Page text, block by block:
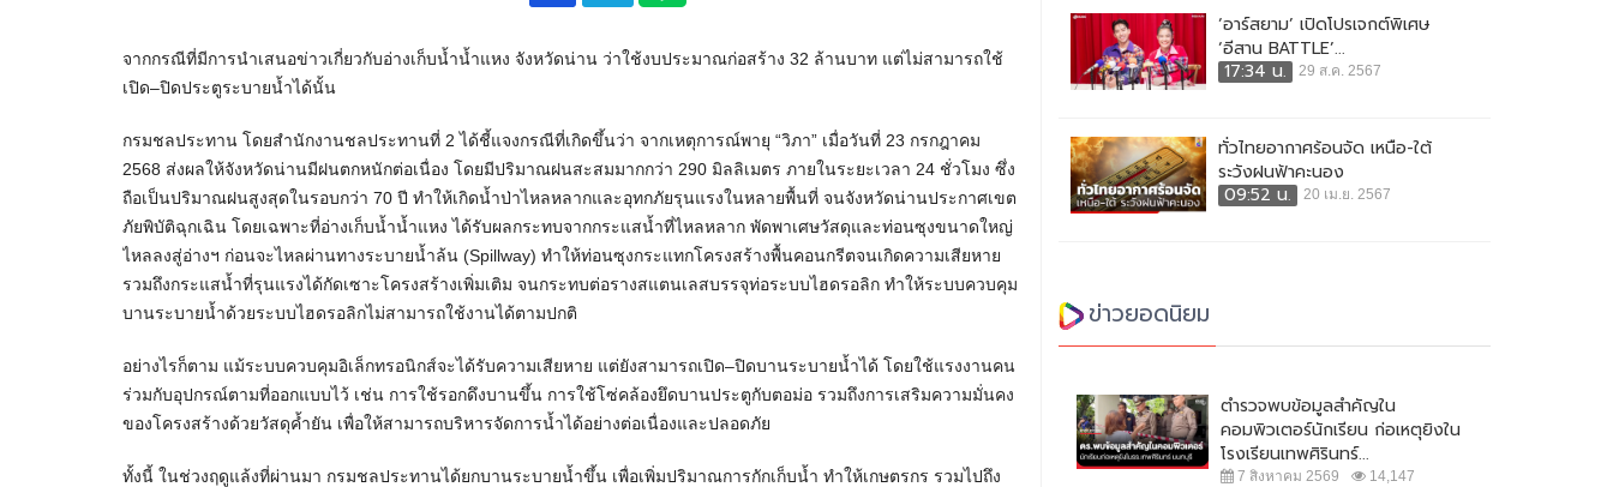
จากกรณีที่มีการนำเสนอข่าวเกี่ยวกับอ่างเก็บน้ำน้ำแหง จังหวัดน่าน ว่าใช้งบประมาณก่อสร้าง 32 ล้านบาท แต่ไม่สามารถใช้
เปิด–ปิดประตูระบายน้ำได้นั้น
กรมชลประทาน โดยสำนักงานชลประทานที่ 2 ได้ชี้แจงกรณีที่เกิดขึ้นว่า จากเหตุการณ์พายุ “วิภา” เมื่อวันที่ 23 กรกฎาคม
2568 ส่งผลให้จังหวัดน่านมีฝนตกหนักต่อเนื่อง โดยมีปริมาณฝนสะสมมากกว่า 290 มิลลิเมตร ภายในระยะเวลา 24 ชั่วโมง ซึ่ง
ถือเป็นปริมาณฝนสูงสุดในรอบกว่า 70 ปี ทำให้เกิดน้ำป่าไหลหลากและอุทกภัยรุนแรงในหลายพื้นที่ จนจังหวัดน่านประกาศเขต
ภัยพิบัติฉุกเฉิน โดยเฉพาะที่อ่างเก็บน้ำน้ำแหง ได้รับผลกระทบจากกระแสน้ำที่ไหลหลาก พัดพาเศษวัสดุและท่อนซุงขนาดใหญ่
ไหลลงสู่อ่างฯ ก่อนจะไหลผ่านทางระบายน้ำล้น (Spillway) ทำให้ท่อนซุงกระแทกโครงสร้างพื้นคอนกรีตจนเกิดความเสียหาย
รวมถึงกระแสน้ำที่รุนแรงได้กัดเซาะโครงสร้างเพิ่มเติม จนกระทบต่อรางสแตนเลสบรรจุท่อระบบไฮดรอลิก ทำให้ระบบควบคุม
บานระบายน้ำด้วยระบบไฮดรอลิกไม่สามารถใช้งานได้ตามปกติ
อย่างไรก็ตาม แม้ระบบควบคุมอิเล็กทรอนิกส์จะได้รับความเสียหาย แต่ยังสามารถเปิด–ปิดบานระบายน้ำได้ โดยใช้แรงงานคน
ร่วมกับอุปกรณ์ตามที่ออกแบบไว้ เช่น การใช้รอกดึงบานขึ้น การใช้โซ่คล้องยึดบานประตูกับตอม่อ รวมถึงการเสริมความมั่นคง
ของโครงสร้างด้วยวัสดุค้ำยัน เพื่อให้สามารถบริหารจัดการน้ำได้อย่างต่อเนื่องและปลอดภัย
ทั้งนี้ ในช่วงฤดูแล้งที่ผ่านมา กรมชลประทานได้ยกบานระบายน้ำขึ้น เพื่อเพิ่มปริมาณการกักเก็บน้ำ ทำให้เกษตรกร รวมไปถึง
‘อาร์สยาม’ เปิดโปรเจกต์พิเศษ
‘อีสาน BATTLE’...
17:34 น.
29 ส.ค. 2567
ทั่วไทยอากาศร้อนจัด เหนือ-ใต้
ระวังฝนฟ้าคะนอง
09:52 น.
20 เม.ย. 2567
ข่าวยอดนิยม
ตำรวจพบข้อมูลสำคัญใน
คอมพิวเตอร์นักเรียน ก่อเหตุยิงใน
โรงเรียนเทพศิรินทร์...
7 สิงหาคม 2569 14,147